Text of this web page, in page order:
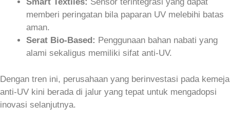
memberi peringatan bila paparan UV melebihi batas
aman.
Serat Bio‑Based: Penggunaan bahan nabati yang
alami sekaligus memiliki sifat anti‑UV.
Dengan tren ini, perusahaan yang berinvestasi pada kemeja
anti‑UV kini berada di jalur yang tepat untuk mengadopsi
inovasi selanjutnya.